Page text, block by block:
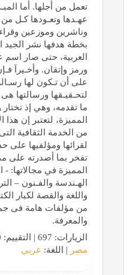
تعمل من أجلها. أما
عهـدها وتعـودها كـل من
وناشرين وموزعين
بخطة هدفها نشر الجيد
العربية، حتى صار اسم
ورمز وإتقان. وأخـيراَ
على أن تـكون لها
لتحـقيـقها ورسالتها هى
ما تقدمه، وهي إذ
المميزة، لتعتبر إن هذا
من الخدمة الثقافية
لقرائها ومؤلفيها على
تفخر بما أصدرته على
المميزة في مجالاتها: -
الهـندسة والفـنون –
واللغة والقصة لكبار
من مؤلفات هامة فى
والمعرفة.
الزيارات: 697 | التقييم: 0 | المقيّمين: 0 | الدولة:
مصر | اللغة: عربي